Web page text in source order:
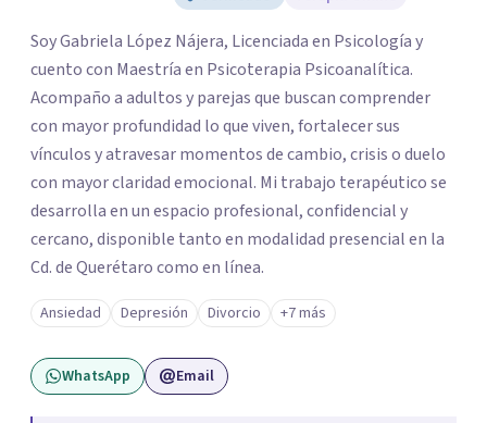
Soy Gabriela López Nájera, Licenciada en Psicología y
cuento con Maestría en Psicoterapia Psicoanalítica.
Acompaño a adultos y parejas que buscan comprender
con mayor profundidad lo que viven, fortalecer sus
vínculos y atravesar momentos de cambio, crisis o duelo
con mayor claridad emocional. Mi trabajo terapéutico se
desarrolla en un espacio profesional, confidencial y
cercano, disponible tanto en modalidad presencial en la
Cd. de Querétaro como en línea.
Ansiedad Depresión Divorcio +7 más
WhatsApp Email